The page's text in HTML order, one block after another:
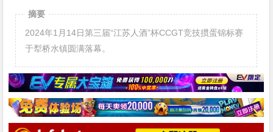
摘要
2024年1月14日第三届“江苏人酒”杯CCGT竞技掼蛋锦标赛
于犁桥水镇圆满落幕。